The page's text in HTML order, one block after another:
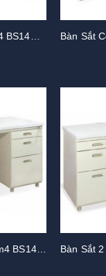
Bàn Sắt 2 Hộc Liền 1m4 BS14H-LG